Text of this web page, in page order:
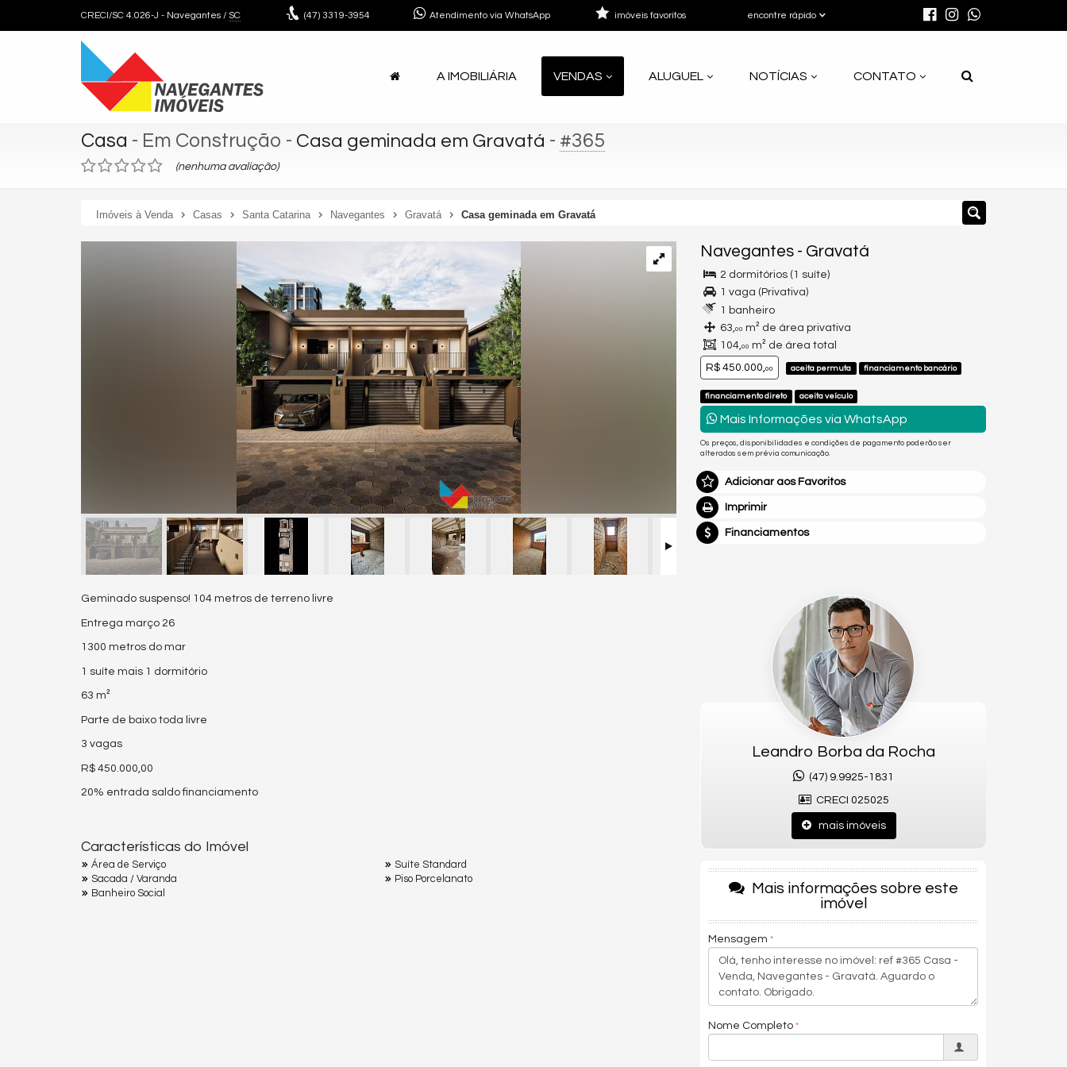
CRECI/SC 4.026-J - Navegantes / SC (47) 3319-3954 Atendimento via WhatsApp encontre rápido
imóveis favoritos
A IMOBILIÁRIA VENDAS ALUGUEL NOTÍCIAS CONTATO
Casa - Em Construção - Casa geminada em Gravatá - #365
(nenhuma avaliação)
Imóveis à Venda Casas Santa Catarina Navegantes Gravatá Casa geminada em Gravatá
Navegantes - Gravatá
2 dormitórios (1 suíte)
1 vaga (Privativa)
1 banheiro
63,00 m² de área privativa
104,00 m² de área total
R$ 450.000,00 aceita permuta financiamento bancário
financiamento direto aceita veículo
Mais Informações via WhatsApp
Os preços, disponibilidades e condições de pagamento poderão ser
alterados sem prévia comunicação.
Adicionar aos Favoritos
Imprimir
Financiamentos
Geminado suspenso! 104 metros de terreno livre
Entrega março 26
1300 metros do mar
1 suíte mais 1 dormitório
63 m²
Parte de baixo toda livre
3 vagas
R$ 450.000,00
20% entrada saldo financiamento
Características do Imóvel
Área de Serviço
Sacada / Varanda
Banheiro Social
Suíte Standard
Piso Porcelanato
Leandro Borba da Rocha
(47) 9.9925-1831
CRECI 025025
mais imóveis
Mais informações sobre este
imóvel
Mensagem
Nome Completo